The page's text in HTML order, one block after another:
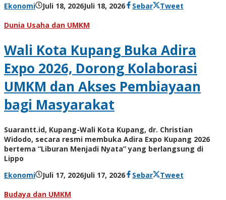
Ekonomi
Juli 18, 2026Juli 18, 2026olehSebar
Tweet
Dunia Usaha dan UMKM
Wali Kota Kupang Buka Adira
Expo 2026, Dorong Kolaborasi
UMKM dan Akses Pembiayaan
bagi Masyarakat
Suarantt.id, Kupang-Wali Kota Kupang, dr. Christian
Widodo, secara resmi membuka Adira Expo Kupang 2026
bertema “Liburan Menjadi Nyata” yang berlangsung di
Lippo
Ekonomi
Juli 17, 2026Juli 17, 2026olehSebar
Tweet
Budaya dan UMKM